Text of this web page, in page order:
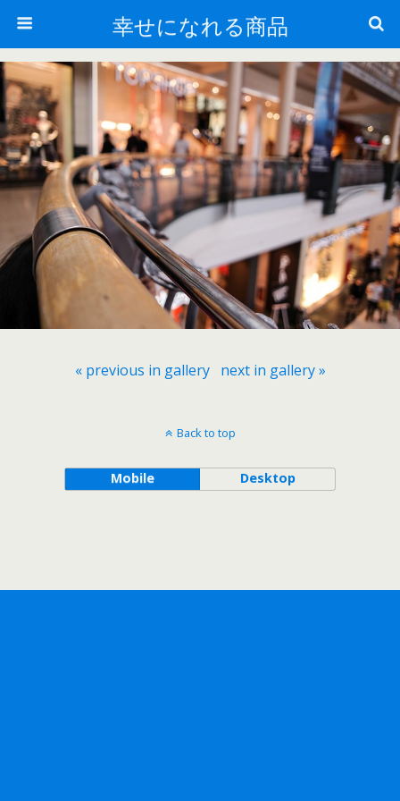
幸せになれる商品
« previous in gallery next in gallery »
Back to top
Mobile Desktop